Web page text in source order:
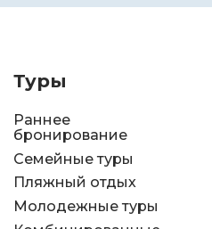
Туры
Раннее
бронирование
Семейные туры
Пляжный отдых
Молодежные туры